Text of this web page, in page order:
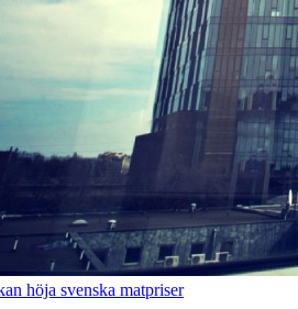
höja svenska matpriser